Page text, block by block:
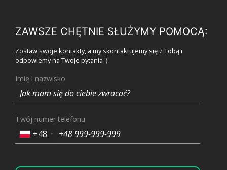
ZAWSZE CHĘTNIE SŁUŻYMY POMOCĄ:
Zostaw swoje kontakty, a my skontaktujemy się z Tobą i
odpowiemy na Twoje pytania :)
Imię i nazwisko
Twój numer telefonu
+48